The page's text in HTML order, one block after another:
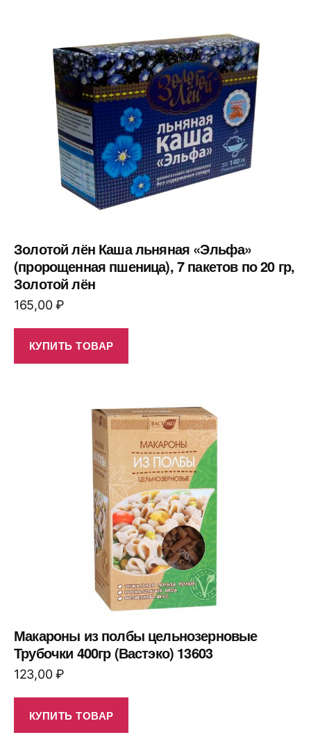
Золотой лён Каша льняная «Эльфа»
(пророщенная пшеница), 7 пакетов по 20 гр,
Золотой лён
165,00₽
КУПИТЬ ТОВАР
Макароны из полбы цельнозерновые
Трубочки 400гр (Вастэко) 13603
123,00₽
КУПИТЬ ТОВАР